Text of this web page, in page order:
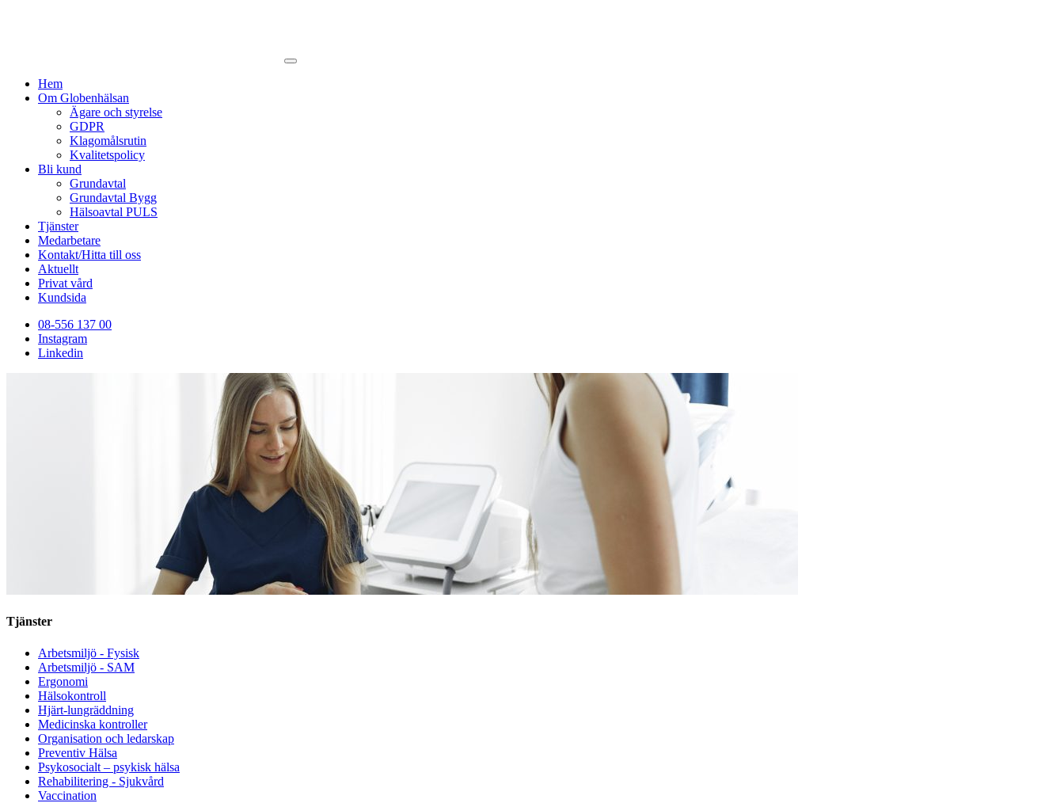
Hem
Om Globenhälsan
Ägare och styrelse
GDPR
Klagomålsrutin
Kvalitetspolicy
Bli kund
Grundavtal
Grundavtal Bygg
Hälsoavtal PULS
Tjänster
Medarbetare
Kontakt/Hitta till oss
Aktuellt
Privat vård
Kundsida
08-556 137 00
Instagram
Linkedin
Tjänster
Arbetsmiljö - Fysisk
Arbetsmiljö - SAM
Ergonomi
Hälsokontroll
Hjärt-lungräddning
Medicinska kontroller
Organisation och ledarskap
Preventiv Hälsa
Psykosocialt – psykisk hälsa
Rehabilitering - Sjukvård
Vaccination